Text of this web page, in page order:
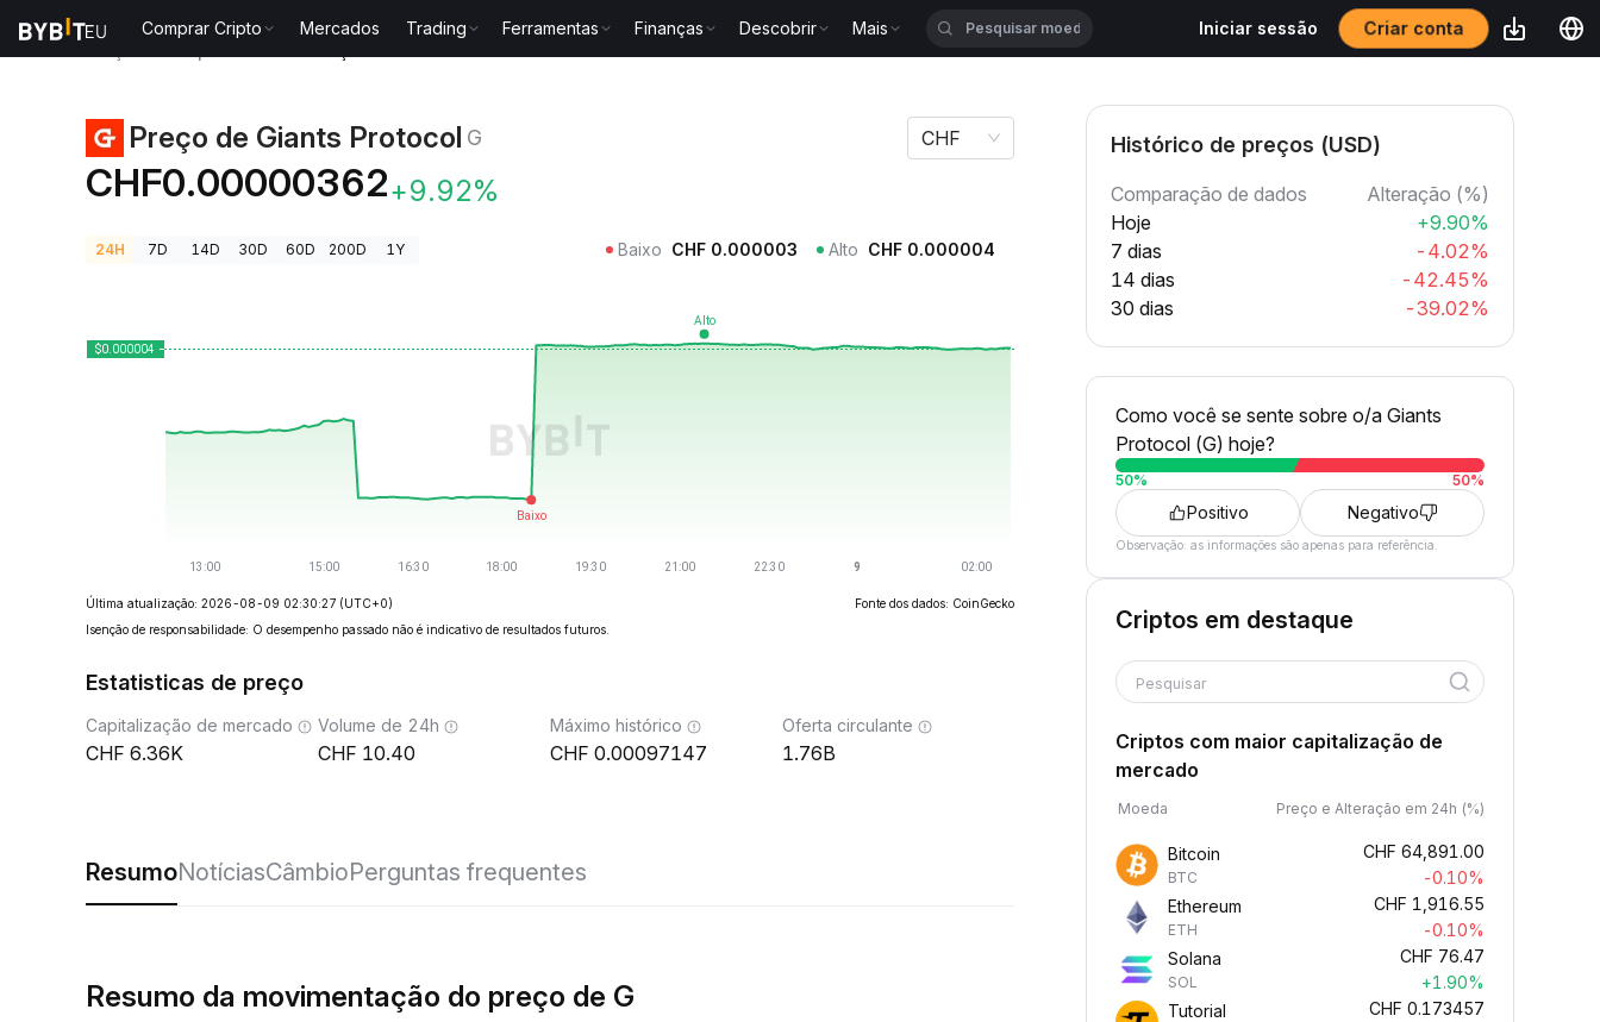
Comprar Cripto Mercados Trading Ferramentas Finanças Descobrir Mais Iniciar sessão Criar conta
Preço de Giants Protocol G
CHF0.00000362+9.92%
CHF
24H 7D 14D 30D 60D 200D 1Y Baixo CHF 0.000003 Alto CHF 0.000004
Última atualização: 2026-08-09 02:30:27 (UTC+0)
Fonte dos dados: CoinGecko
Isenção de responsabilidade: O desempenho passado não é indicativo de resultados futuros.
Estatisticas de preço
Capitalização de mercado
6.36K
Volume de 24h
10.40
Máximo histórico
0.00097147
Oferta circulante
1.76B
ResumoNotíciasCâmbioPerguntas frequentes
Resumo da movimentação do preço de G
Histórico de preços (USD)
Comparação de dados
Alteração (%)
Hoje
+9.90%
7 dias
-4.02%
14 dias
-42.45%
30 dias
-39.02%
Como você se sente sobre o/a Giants
Protocol (G) hoje?
50% 50%
Positivo Negativo
Observação: as informações são apenas para referência.
Criptos em destaque
Pesquisar
Criptos com maior capitalização de
mercado
Moeda Preço e Alteração em 24h (%)
Bitcoin
BTC
CHF 64,891.00
-0.10%
Ethereum
ETH
CHF 1,916.55
-0.10%
Solana
SOL
CHF 76.47
+1.90%
Tutorial
CHF 0.173457